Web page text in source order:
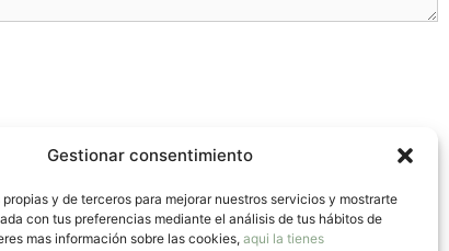
Gestionar consentimiento
y de terceros para mejorar nuestros servicios y mostrarte
con tus preferencias mediante el análisis de tus hábitos de
mas información sobre las cookies, aqui la tienes